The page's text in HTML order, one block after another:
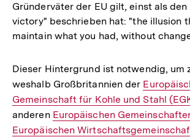
Gründerväter der EU gilt, einst als
victory" beschrieben hat: "the illusion
maintain what you had, without
Dieser Hintergrund ist notwendig, um
weshalb Großbritannien der Interner
Link:
Gemeinschaft für Kohle und Stahl
anderen Interner
Link:
Europäischen
Europäischen